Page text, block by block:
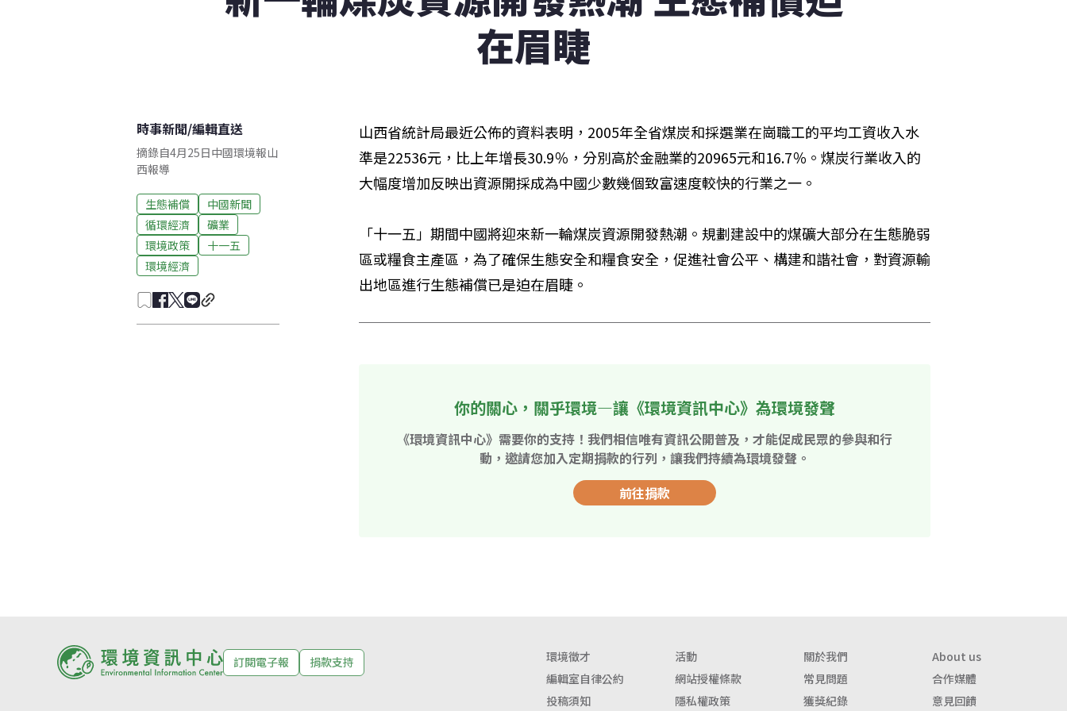
在眉睫
時事新聞/編輯直送
摘錄自4月25日中國環境報山
西報導
生態補償
中國新聞
循環經濟
礦業
環境政策
十一五
環境經濟
山西省統計局最近公佈的資料表明，2005年全省煤炭和採選業在崗職工的平均工資收入水
準是22536元，比上年增長30.9％，分別高於金融業的20965元和16.7％。煤炭行業收入的
大幅度增加反映出資源開採成為中國少數幾個致富速度較快的行業之一。
「十一五」期間中國將迎來新一輪煤炭資源開發熱潮。規劃建設中的煤礦大部分在生態脆弱
區或糧食主產區，為了確保生態安全和糧食安全，促進社會公平、構建和諧社會，對資源輸
出地區進行生態補償已是迫在眉睫。
你的關心，關乎環境—讓《環境資訊中心》為環境發聲
《環境資訊中心》需要你的支持！我們相信唯有資訊公開普及，才能促成民眾的參與和行
動，邀請您加入定期捐款的行列，讓我們持續為環境發聲。
前往捐款
訂閱電子報 捐款支持 環境徵才 活動 關於我們
About us
編輯室自律公約
網站授權條款 常見問題
合作媒體
投稿須知
隱私權政策 獲獎紀錄 意見回饋